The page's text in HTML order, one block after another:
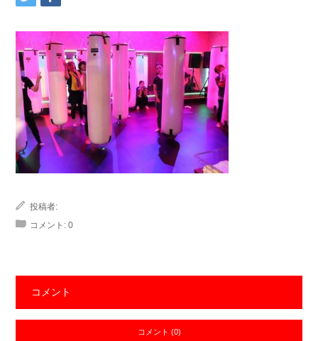
投稿者:
コメント: 0
コメント
コメント (0)